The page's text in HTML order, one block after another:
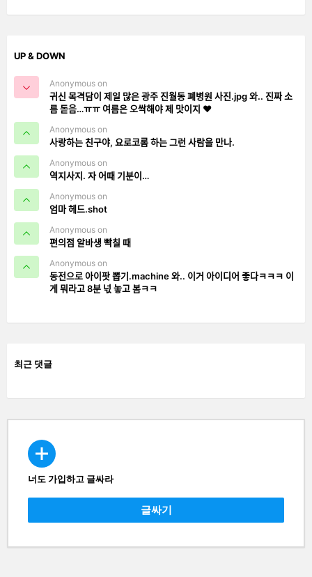
UP & DOWN
Anonymous on
귀신 목격담이 제일 많은 광주 진월동 폐병원 사진.jpg 와.. 진짜 소
름 돋음…ㅠㅠ 여름은 오싹해야 제 맛이지 ❤️
Anonymous on
사랑하는 친구야, 요로코롬 하는 그런 사람을 만나.
Anonymous on
역지사지. 자 어때 기분이…
Anonymous on
엄마 헤드.shot
Anonymous on
편의점 알바생 빡칠 때
Anonymous on
동전으로 아이팟 뽑기.machine 와.. 이거 아이디어 좋다ㅋㅋㅋ 이
게 뭐라고 8분 넋 놓고 봄ㅋㅋ
최근 댓글
CREATE
너도 가입하고 글싸라
글싸기